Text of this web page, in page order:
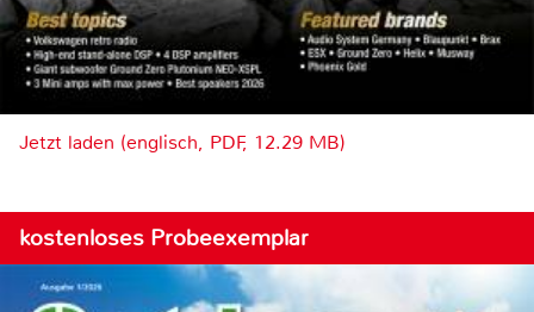
Jetzt laden (englisch, PDF, 12.29 MB)
kostenloses Probeexemplar